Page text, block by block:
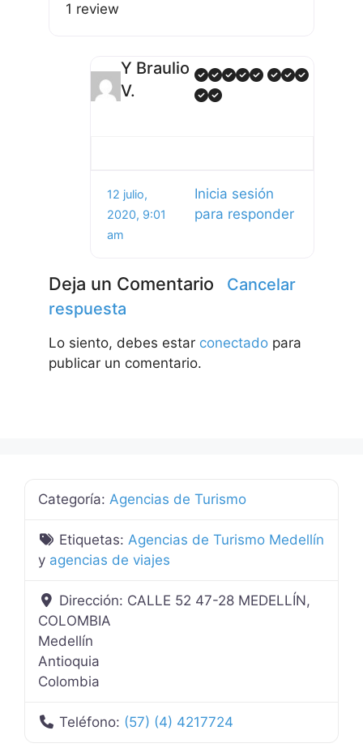
1 review
Y Braulio
V.
12 julio,
2020, 9:01
am
Inicia sesión
para responder
Deja un Comentario
Cancelar
respuesta
Lo siento, debes estar conectado para
publicar un comentario.
Categoría: Agencias de Turismo
Etiquetas: Agencias de Turismo Medellín
y agencias de viajes
Dirección: CALLE 52 47-28 MEDELLÍN,
COLOMBIA
Medellín
Antioquia
Colombia
Teléfono: (57) (4) 4217724